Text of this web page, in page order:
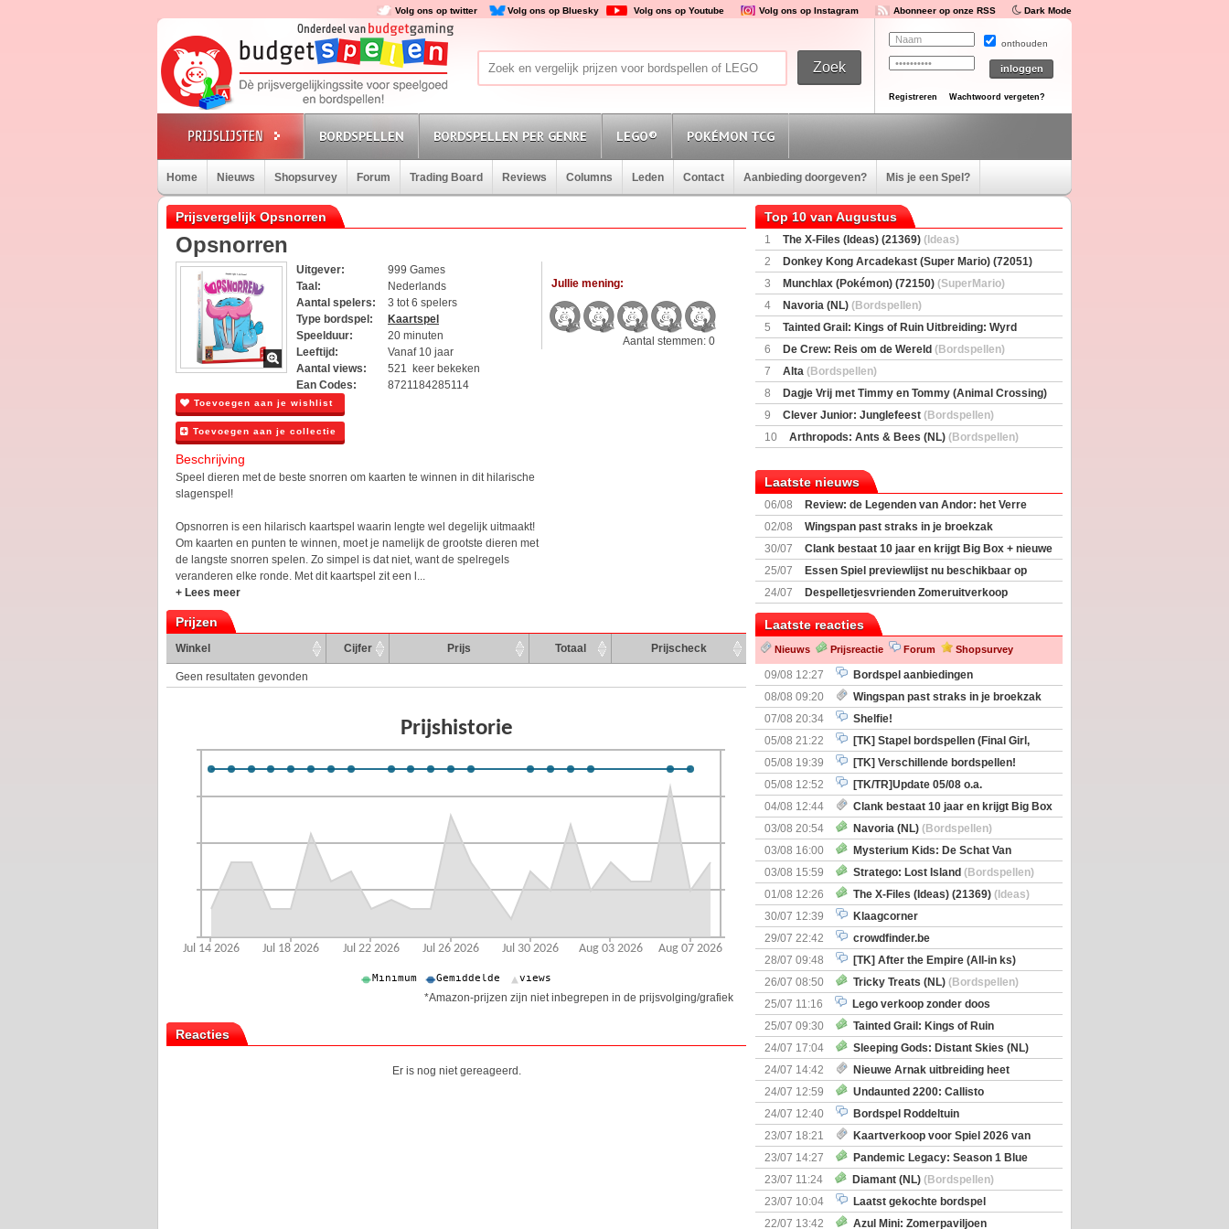
Volg ons op twitter Volg ons op Bluesky Volg ons op Youtube Volg ons op Instagram Abonneer op onze RSS Dark Mode
onthouden
Registreren Wachtwoord vergeten?
BORDSPELLEN BORDSPELLEN PER GENRE LEGO® POKÉMON TCG
Home Nieuws Shopsurvey Forum Trading Board Reviews Columns Leden Contact Aanbieding doorgeven? Mis je een Spel?
Prijsvergelijk Opsnorren
Opsnorren
Uitgever:
999 Games
Taal:
Nederlands
Aantal spelers:
3 tot 6 spelers
Type bordspel:
Kaartspel
Speelduur:
20 minuten
Leeftijd:
Vanaf 10 jaar
Aantal views:
521 keer bekeken
Ean Codes:
8721184285114
Toevoegen aan je wishlist
Toevoegen aan je collectie
Beschrijving
Speel dieren met de beste snorren om kaarten te winnen in dit hilarische
slagenspel!
Opsnorren is een hilarisch kaartspel waarin lengte wel degelijk uitmaakt!
Om kaarten en punten te winnen, moet je namelijk de grootste dieren met
de langste snorren spelen. Zo simpel is dat niet, want de spelregels
veranderen elke ronde. Met dit kaartspel zit een l...
+ Lees meer
Jullie mening:
Aantal stemmen: 0
Prijzen
Winkel Cijfer Prijs Totaal Prijscheck
Geen resultaten gevonden
*Amazon-prijzen zijn niet inbegrepen in de prijsvolging/grafiek
Reacties
Er is nog niet gereageerd.
Top 10 van Augustus
1 The X-Files (Ideas) (21369) (Ideas)
2
Donkey Kong Arcadekast (Super Mario) (72051)
(SuperMario)
3 Munchlax (Pokémon) (72150) (SuperMario)
4
Navoria (NL) (Bordspellen)
5
Tainted Grail: Kings of Ruin Uitbreiding: Wyrd
Encounters(Bordspellen)
6 De Crew: Reis om de Wereld (Bordspellen)
7
Alta (Bordspellen)
8
Dagje Vrij met Timmy en Tommy (Animal Crossing)
(77059)(Ideas)
9 Clever Junior: Junglefeest (Bordspellen)
10
Arthropods: Ants & Bees (NL) (Bordspellen)
Laatste nieuws
06/08
Review: de Legenden van Andor: het Verre
Land
02/08
Wingspan past straks in je broekzak
30/07
Clank bestaat 10 jaar en krijgt Big Box + nieuwe
uitbreiding
25/07
Essen Spiel previewlijst nu beschikbaar op
Boardgamegeek
24/07
Despelletjesvrienden Zomeruitverkoop
Laatste reacties
Nieuws Prijsreactie Forum Shopsurvey
09/08 12:27
Bordspel aanbiedingen
08/08 09:20
Wingspan past straks in je broekzak
07/08 20:34
Shelfie!
05/08 21:22
[TK] Stapel bordspellen (Final Girl,
Nemesis Retaliation, Zombicide Invader)
05/08 19:39
[TK] Verschillende bordspellen!
05/08 12:52
[TK/TR]Update 05/08 o.a.
Prijsverlagingen, Imperium Horizons, 20 Strong
04/08 12:44
Clank bestaat 10 jaar en krijgt Big Box
+ nieuwe uitbreiding
03/08 20:54 Navoria (NL) (Bordspellen)
03/08 16:00
Mysterium Kids: De Schat Van
Kapitein Boe
(Bordspellen)
03/08 15:59 Stratego: Lost Island (Bordspellen)
01/08 12:26
The X-Files (Ideas) (21369) (Ideas)
30/07 12:39
Klaagcorner
29/07 22:42
crowdfinder.be
28/07 09:48
[TK] After the Empire (All-in ks)
26/07 08:50
Tricky Treats (NL) (Bordspellen)
25/07 11:16
Lego verkoop zonder doos
25/07 09:30
Tainted Grail: Kings of Ruin
Uitbreiding: Wyrd Encounters(Bordspellen)
24/07 17:04
Sleeping Gods: Distant Skies (NL)
(Bordspellen)
24/07 14:42
Nieuwe Arnak uitbreiding heet
Surprise Shipments
24/07 12:59
Undaunted 2200: Callisto
(Bordspellen)
24/07 12:40
Bordspel Roddeltuin
23/07 18:21
Kaartverkoop voor Spiel 2026 van
start
23/07 14:27
Pandemic Legacy: Season 1 Blue
(Bordspellen)
23/07 11:24 Diamant (NL) (Bordspellen)
23/07 10:04
Laatst gekochte bordspel
22/07 13:42
Azul Mini: Zomerpaviljoen